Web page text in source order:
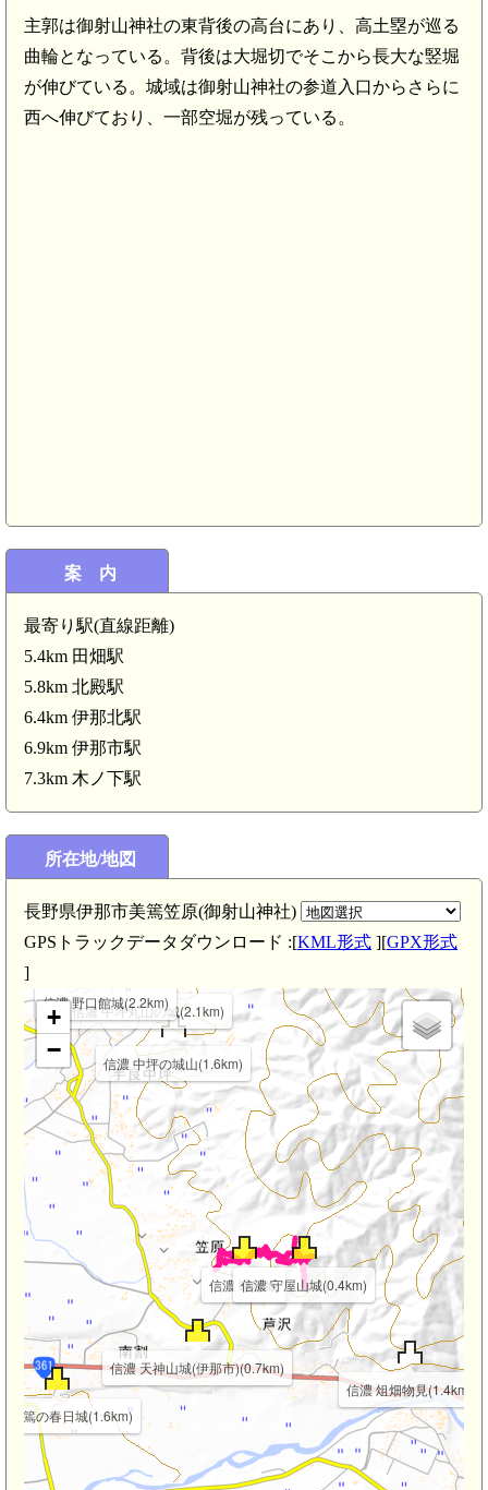
主郭は御射山神社の東背後の高台にあり、高土塁が巡る
曲輪となっている。背後は大堀切でそこから長大な竪堀
が伸びている。城域は御射山神社の参道入口からさらに
西へ伸びており、一部空堀が残っている。
案 内
最寄り駅(直線距離)
5.4km 田畑駅
5.8km 北殿駅
6.4km 伊那北駅
6.9km 伊那市駅
7.3km 木ノ下駅
所在地/地図
長野県伊那市美篶笠原(御射山神社)
GPSトラックデータダウンロード :[KML形式 ][GPX形式
]
信濃 蟻塚城
信濃 守屋山城(0.4km)
信濃 天神山城(伊那市)(0.7km)
信濃 俎畑物見(1.4km)
信濃 中坪の城山(1.6km)
美篶の春日城(1.6km)
信濃 中坪丸山の城(2.1km)
信濃 野口館城(2.2km)
信濃 野口城(2.8km)
城(3.7km)
+
−